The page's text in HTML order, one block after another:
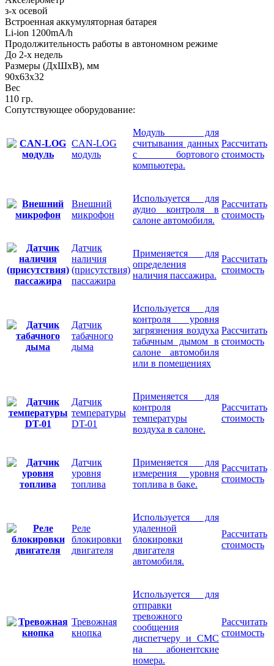
з-х осевой
Встроенная аккумуляторная батарея
Li-ion 1200mA/h
Продолжительность работы в автономном режиме
До 2-х недель
Размеры (ДхШхВ), мм
90х63х32
Вес
110 гр.
Сопутствующее оборудование:
CAN-LOG
модуль
Модуль для
считывания данных
с бортового
компьютера.
Рассчитать
стоимость
Внешний
микрофон
Используется для
аудио контроля в
салоне автомобиля.
Рассчитать
стоимость
Датчик
наличия
(присутствия)
пассажира
Применяется для
определения
наличия пассажира.
Рассчитать
стоимость
Датчик
табачного
дыма
Используется для
контроля уровня
загрязнения воздуха
табачным дымом в
салоне автомобиля
или в помещениях
Рассчитать
стоимость
Датчик
температуры
DT-01
Применяется для
контроля
температуры
воздуха в салоне.
Рассчитать
стоимость
Датчик
уровня
топлива
Применяется для
измерения уровня
топлива в баке.
Рассчитать
стоимость
Реле
блокировки
двигателя
Используется для
удаленной
блокировки
двигателя
автомобиля.
Рассчитать
стоимость
Тревожная
кнопка
Используется для
отправки
тревожного
сообщения
диспетчеру и СМС
на абонентские
номера.
Рассчитать
стоимость